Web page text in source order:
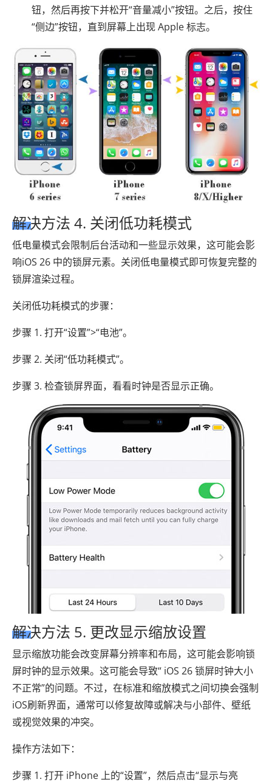
钮，然后再按下并松开“音量减小”按钮。之后，按住
“侧边”按钮，直到屏幕上出现 Apple 标志。
解决方法 4. 关闭低功耗模式
低电量模式会限制后台活动和一些显示效果，这可能会影
响iOS 26 中的锁屏元素。关闭低电量模式即可恢复完整的
锁屏渲染过程。
关闭低功耗模式的步骤：
步骤 1. 打开“设置”>“电池”。
步骤 2. 关闭“低功耗模式”。
步骤 3. 检查锁屏界面，看看时钟是否显示正确。
解决方法 5. 更改显示缩放设置
显示缩放功能会改变屏幕分辨率和布局，这可能会影响锁
屏时钟的显示效果。这可能会导致“ iOS 26 锁屏时钟大小
不正常”的问题。不过，在标准和缩放模式之间切换会强制
iOS刷新界面，通常可以修复故障或解决与小部件、壁纸
或视觉效果的冲突。
操作方法如下：
步骤 1. 打开 iPhone 上的“设置”，然后点击“显示与亮